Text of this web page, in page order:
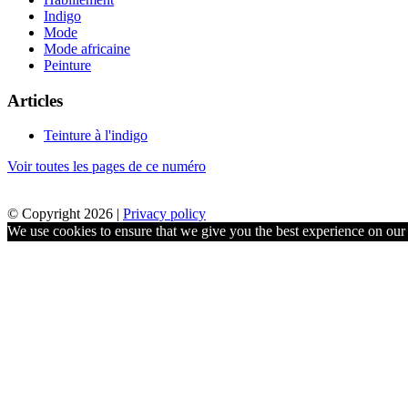
Indigo
Mode
Mode africaine
Peinture
Articles
Teinture à l'indigo
Voir toutes les pages de ce numéro
© Copyright 2026 | Privacy policy
We use cookies to ensure that we give you the best experience on